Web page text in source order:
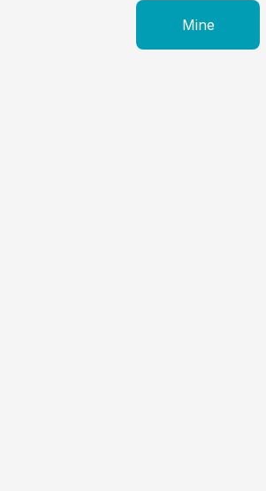
Mine